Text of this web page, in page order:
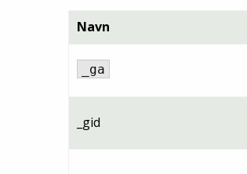
Navn
ga
_gid